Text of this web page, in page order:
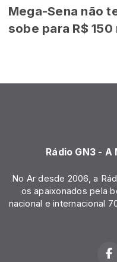
Mega-Sena não
sobe para R$
Rádio GN3 -
No Ar desde 2006, a
os apaixonados pela
nacional e internacional